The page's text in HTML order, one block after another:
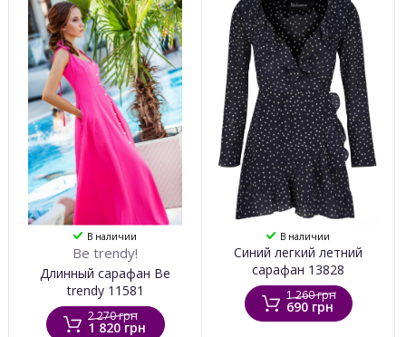
В наличии
Be trendy!
Длинный сарафан Be
trendy 11581
2 270 грн
1 820 грн
В наличии
Синий легкий летний
сарафан 13828
1 260 грн
690 грн